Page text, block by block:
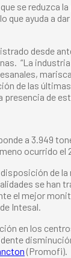
se reduzca
ayuda a
desde
“La
de las
de
a 3.949
ocurrido
de
se han
el mejor
Intesal.
en los
(Promofi).